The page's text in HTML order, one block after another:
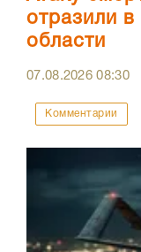
отразили в
области
07.08.202608:30
Комментарии